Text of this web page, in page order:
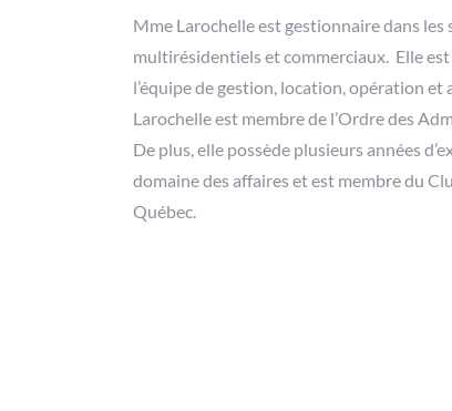
Mme Larochelle est gestionnaire dans les
multirésidentiels et commerciaux. Elle
l’équipe de gestion, location, opération
Larochelle est membre de l’Ordre des
De plus, elle possède plusieurs années
domaine des affaires et est membre du
Québec.